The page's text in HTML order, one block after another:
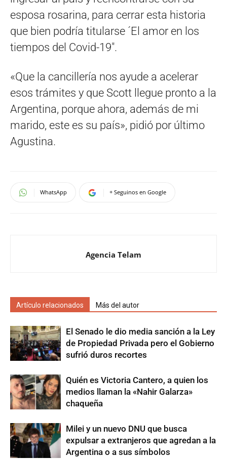
esposa rosarina, para cerrar esta historia
que bien podría titularse ´El amor en los
tiempos del Covid-19″.
«Que la cancillería nos ayude a acelerar
esos trámites y que Scott llegue pronto a la
Argentina, porque ahora, además de mi
marido, este es su país», pidió por último
Agustina.
WhatsApp + Seguinos en Google
Agencia Telam
Artículo relacionados Más del autor
El Senado le dio media sanción a la Ley
de Propiedad Privada pero el Gobierno
sufrió duros recortes
Quién es Victoria Cantero, a quien los
medios llaman la «Nahir Galarza»
chaqueña
Milei y un nuevo DNU que busca
expulsar a extranjeros que agredan a la
Argentina o a sus símbolos